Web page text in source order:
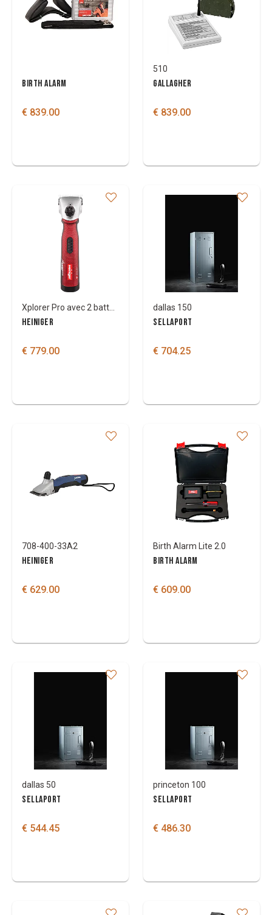
BIRTH ALARM
€ 839.00
510
GALLAGHER
€ 839.00
HEINIGER
€ 779.00
dallas 150
SELLAPORT
€ 704.25
708-400-33A2
HEINIGER
€ 629.00
Birth Alarm Lite 2.0
BIRTH ALARM
€ 609.00
dallas 50
SELLAPORT
€ 544.45
princeton 100
SELLAPORT
€ 486.30